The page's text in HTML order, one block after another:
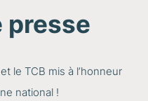
presse
le TCB mis à l’honneur
national !